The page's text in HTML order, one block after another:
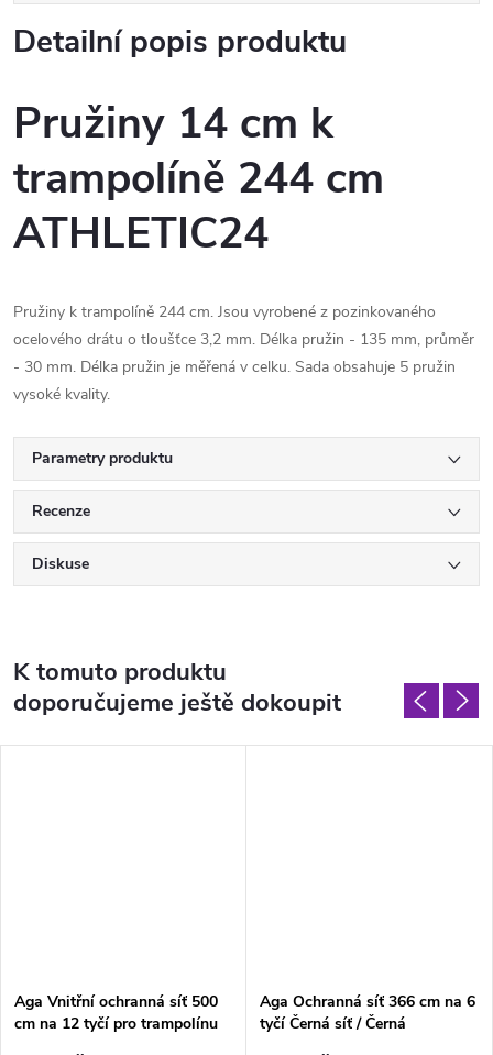
Detailní popis produktu
Pružiny 14 cm k
trampolíně 244 cm
ATHLETIC24
Pružiny k trampolíně 244 cm. Jsou vyrobené z pozinkovaného
ocelového drátu o tloušťce 3,2 mm. Délka pružin - 135 mm, průměr
- 30 mm. Délka pružin je měřená v celku. Sada obsahuje 5 pružin
vysoké kvality.
Parametry produktu
Recenze
Diskuse
K tomuto produktu
doporučujeme ještě dokoupit
Aga Vnitřní ochranná síť 500
cm na 12 tyčí pro trampolínu
Aga Ochranná síť 366 cm na 6
tyčí Černá síť / Černá